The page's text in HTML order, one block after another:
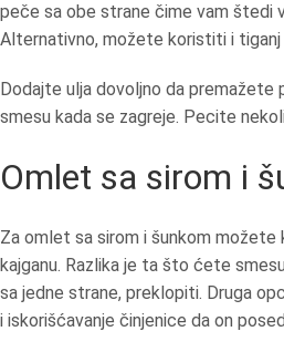
peče sa obe strane čime vam štedi
Alternativno, možete koristiti i tiganj
Dodajte ulja dovoljno da premažete
smesu kada se zagreje. Pecite
Omlet sa sirom i
Za omlet sa sirom i šunkom
kajganu. Razlika je ta što ćete
sa jedne strane, preklopiti. Druga
i iskorišćavanje činjenice da on